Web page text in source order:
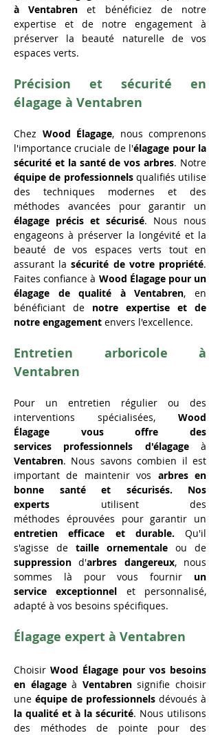
à Ventabren et bénéficiez de notre
expertise et de notre engagement à
préserver la beauté naturelle de vos
espaces verts.
Précision et sécurité en
élagage à Ventabren
Chez Wood Élagage, nous comprenons
l'importance cruciale de l'élagage pour la
sécurité et la santé de vos arbres
équipe de professionnels qualifiés utilise
des techniques modernes et des
élagage précis et sécurisé. Nous nous
engageons à préserver la longévité et la
beauté de vos espaces verts tout en
assurant la sécurité de votre propriété.
Faites confiance à Wood Élagage pour un
élagage de qualité
à Ventabren, en
bénéficiant de notre expertise et de
notre engagement envers l'excellence.
Entretien arboricole à
Ventabren
Pour un entretien régulier ou des
interventions spécialisées, Wood
Élagage vous offre des
services
professionnels d'élagage
Ventabren. Nous savons combien il est
important de maintenir vos arbres en
bonne santé et sécurisés. Nos
experts utilisent des
entretien efficace et durable. Qu'il
s'agisse de taille ornementale
suppression d'arbres dangereux, nous
sommes là pour vous fournir un
service exceptionnel et personnalisé,
adapté à vos besoins spécifiques.
Élagage expert à Ventabren
Choisir Wood Élagage pour vos besoins
en élagage à Ventabren signifie choisir
une équipe de professionnels
la qualité et à la sécurité. Nous utilisons
des méthodes de pointe pour des